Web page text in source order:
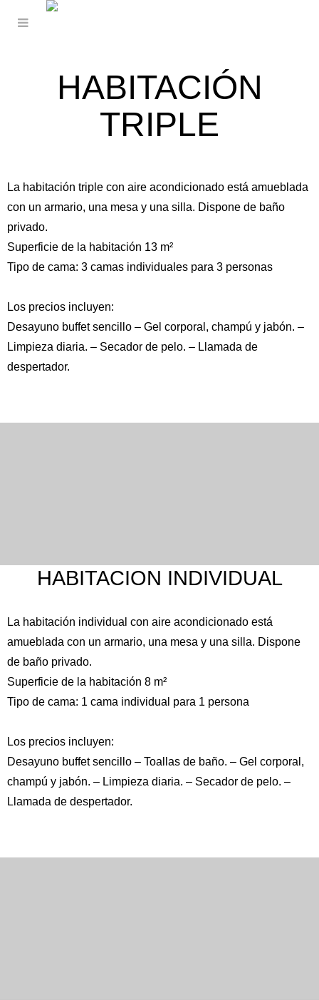
HABITACIÓN
TRIPLE
La habitación triple con aire acondicionado está amueblada
con un armario, una mesa y una silla. Dispone de baño
privado.
Superficie de la habitación 13 m²
Tipo de cama: 3 camas individuales para 3 personas
Los precios incluyen:
Desayuno buffet sencillo – Gel corporal, champú y jabón. –
Limpieza diaria. – Secador de pelo. – Llamada de
despertador.
HABITACION INDIVIDUAL
La habitación individual con aire acondicionado está
amueblada con un armario, una mesa y una silla. Dispone
de baño privado.
Superficie de la habitación 8 m²
Tipo de cama: 1 cama individual para 1 persona
Los precios incluyen:
Desayuno buffet sencillo – Toallas de baño. – Gel corporal,
champú y jabón. – Limpieza diaria. – Secador de pelo. –
Llamada de despertador.